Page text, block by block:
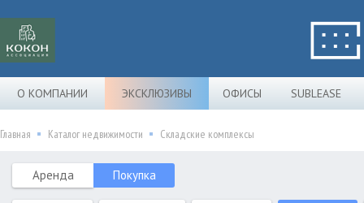
О КОМПАНИИ ЭКСКЛЮЗИВЫ ОФИСЫ SUBLEASE
Главная Каталог недвижимости Складские комплексы
Аренда Покупка